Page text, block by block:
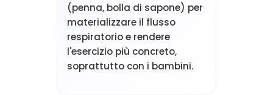
(penna, bolla di sapone) per
materializzare il flusso
respiratorio e rendere
l'esercizio più concreto,
soprattutto con i bambini.